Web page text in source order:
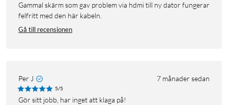
Gammal skärm som gav problem via hdmi till ny dator fungerar
felfritt med den här kabeln.
Gå till recensionen
Per J 7 månader sedan
5/5
Gör sitt jobb, har inget att klaga på!